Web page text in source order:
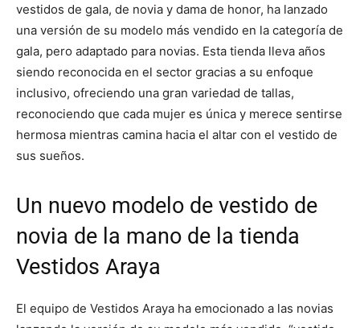
vestidos de gala, de novia y dama de honor, ha lanzado
una versión de su modelo más vendido en la categoría de
gala, pero adaptado para novias. Esta tienda lleva años
siendo reconocida en el sector gracias a su enfoque
inclusivo, ofreciendo una gran variedad de tallas,
reconociendo que cada mujer es única y merece sentirse
hermosa mientras camina hacia el altar con el vestido de
sus sueños.
Un nuevo modelo de vestido de
novia de la mano de la tienda
Vestidos Araya
El equipo de Vestidos Araya ha emocionado a las novias